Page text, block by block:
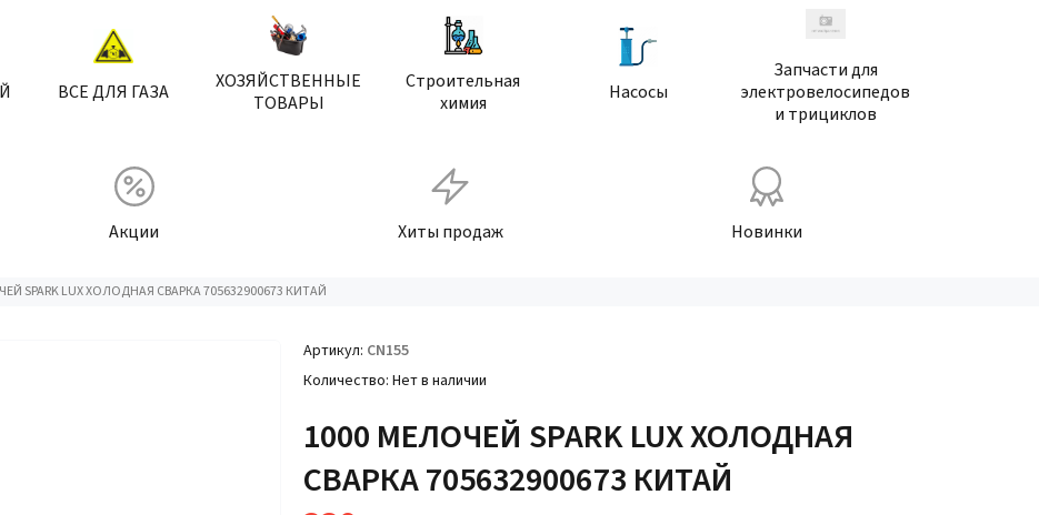
ВСЕ ДЛЯ ГАЗА
ХОЗЯЙСТВЕННЫЕ
ТОВАРЫ
Строительная
химия
Насосы
Запчасти для
электровелосипедов
и трициклов
Акции Хиты продаж Новинки
SPARK LUX ХОЛОДНАЯ СВАРКА 705632900673 КИТАЙ
Артикул CN155
Количество Нет в наличии
1000 МЕЛОЧЕЙ SPARK LUX ХОЛОДНАЯ
СВАРКА 705632900673 КИТАЙ